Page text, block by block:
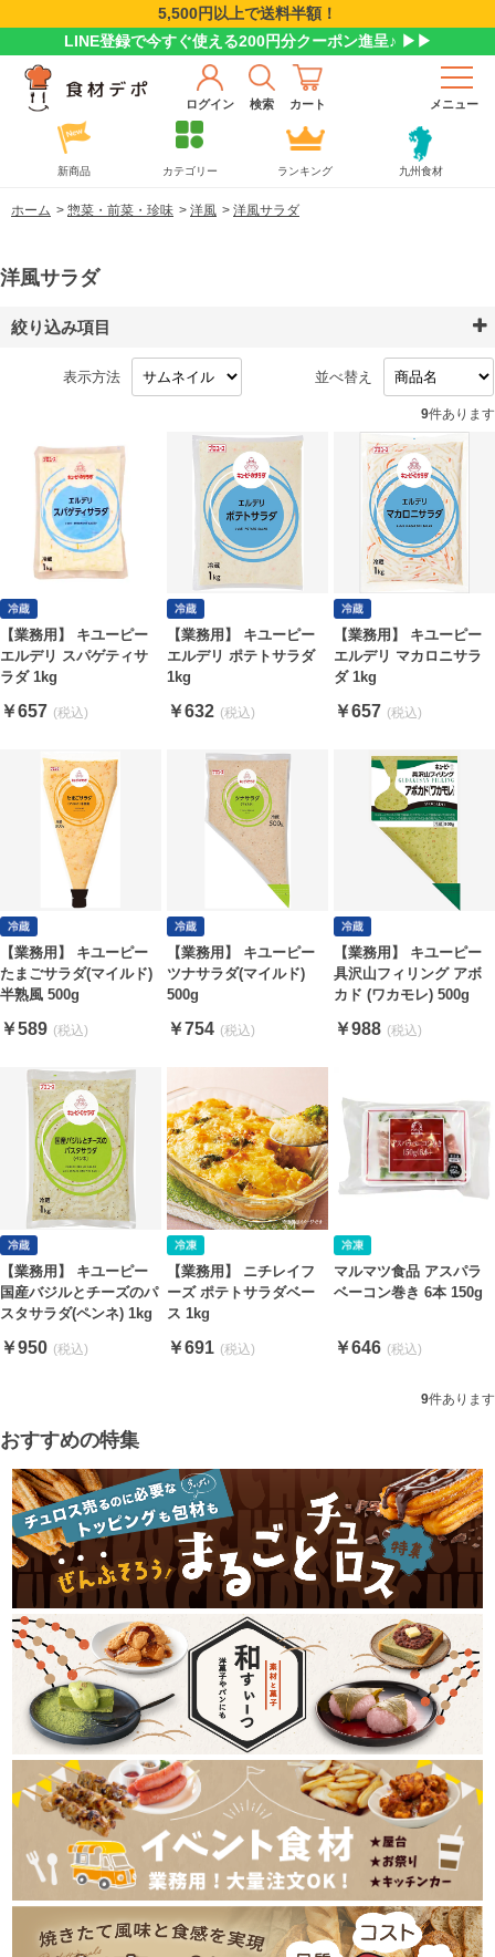
5,500円以上で送料半額！
LINE登録で今すぐ使える200円分クーポン進呈♪ ▶▶
ログイン 検索 カート メニュー
新商品 カテゴリー ランキング 九州食材
ホーム > 惣菜・前菜・珍味 > 洋風 > 洋風サラダ
洋風サラダ
絞り込み項目
表示方法 並べ替え
9件あります
【業務用】 キユーピー
エルデリ スパゲティサ
ラダ 1kg
￥657
【業務用】 キユーピー
エルデリ ポテトサラダ
1kg
￥632
【業務用】 キユーピー
エルデリ マカロニサラ
ダ 1kg
￥657
【業務用】 キユーピー
たまごサラダ(マイルド)
半熟風 500g
￥589
【業務用】 キユーピー
ツナサラダ(マイルド)
500g
￥754
【業務用】 キユーピー
具沢山フィリング アボ
カド (ワカモレ) 500g
￥988
【業務用】 キユーピー
国産バジルとチーズのパ
スタサラダ(ペンネ) 1kg
￥950
【業務用】 ニチレイフ
ーズ ポテトサラダベー
ス 1kg
￥691
マルマツ食品 アスパラ
ベーコン巻き 6本 150g
￥646
9件あります
おすすめの特集